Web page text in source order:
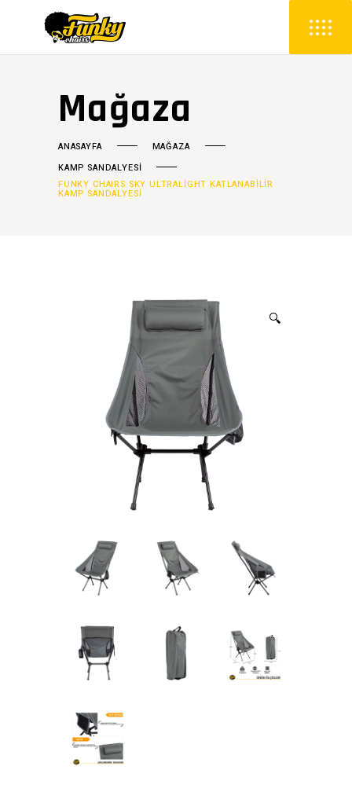
Mağaza
ANASAYFA
MAĞAZA
KAMP SANDALYESİ
FUNKY CHAIRS SKY ULTRALIGHT KATLANABILIR
KAMP SANDALYESI
🔍